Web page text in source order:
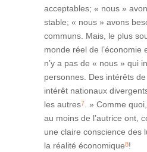
acceptables; « nous »
stable; « nous » avons
communs. Mais, le plus
monde réel de l’économie
n’y a pas de « nous » qui
personnes. Des intérêts
intérêt nationaux
les autres7
. » Comme
au moins de l’autrice ont,
une claire conscience des
la réalité économique8!